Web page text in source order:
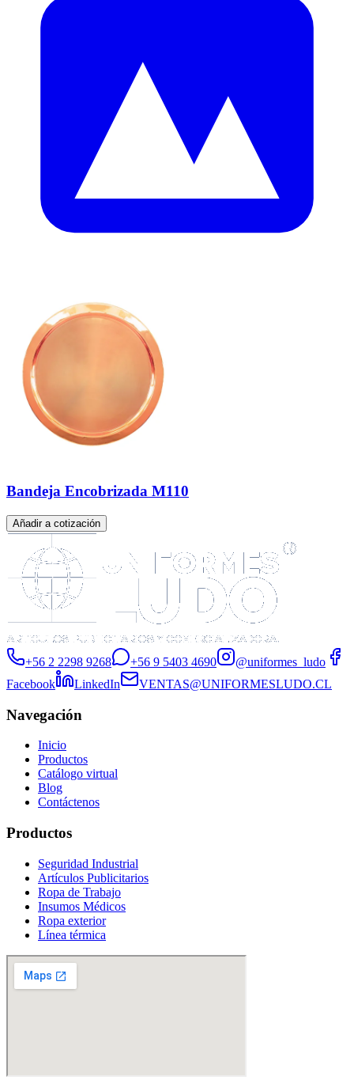
Bandeja Encobrizada M110
Añadir a cotización
+56 2 2298 9268 +56 9 5403 4690
@uniformes_ludo
Facebook
LinkedIn VENTAS@UNIFORMESLUDO.CL
Navegación
Inicio
Productos
Catálogo virtual
Blog
Contáctenos
Productos
Seguridad Industrial
Artículos Publicitarios
Ropa de Trabajo
Insumos Médicos
Ropa exterior
Línea térmica